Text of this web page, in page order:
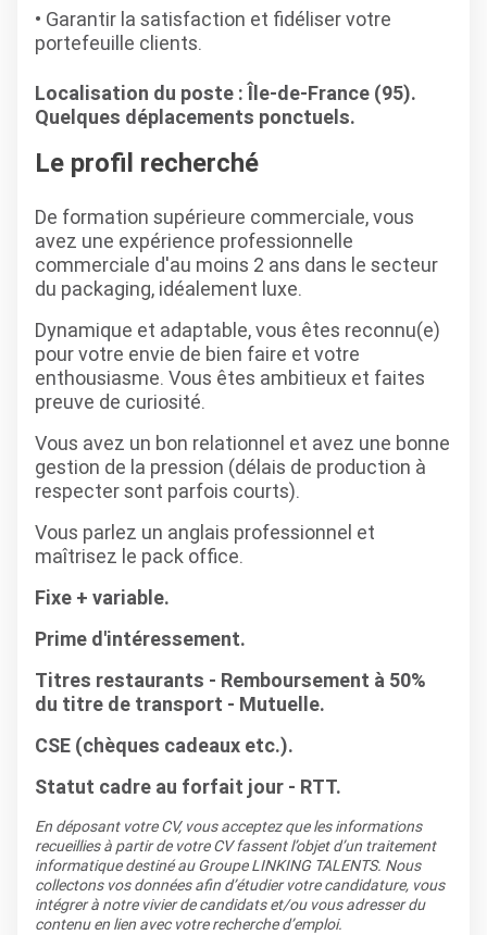
Garantir la satisfaction et fidéliser votre
portefeuille clients.
Localisation du poste : Île-de-France (95).
Quelques déplacements ponctuels.
Le profil recherché
De formation supérieure commerciale, vous
avez une expérience professionnelle
commerciale d'au moins 2 ans dans le secteur
du packaging, idéalement luxe.
Dynamique et adaptable, vous êtes reconnu(e)
pour votre envie de bien faire et votre
enthousiasme. Vous êtes ambitieux et faites
preuve de curiosité.
Vous avez un bon relationnel et avez une bonne
gestion de la pression (délais de production à
respecter sont parfois courts).
Vous parlez un anglais professionnel et
maîtrisez le pack office.
Fixe + variable.
Prime d'intéressement.
Titres restaurants - Remboursement à 50%
du titre de transport - Mutuelle.
CSE (chèques cadeaux etc.).
Statut cadre au forfait jour - RTT.
En déposant votre CV, vous acceptez que les informations
recueillies à partir de votre CV fassent l’objet d’un traitement
informatique destiné au Groupe LINKING TALENTS. Nous
collectons vos données afin d’étudier votre candidature, vous
intégrer à notre vivier de candidats et/ou vous adresser du
contenu en lien avec votre recherche d’emploi.